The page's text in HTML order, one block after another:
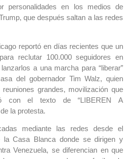
personalidades en los medios de
que después saltan a las redes
reportó en días recientes que un
reclutar 100.000 seguidores en
a una marcha para “liberar”
del gobernador Tim Walz, quien
grandes, movilización que
con el texto de “LIBEREN A
la protesta.
mediante las redes desde el
la Casa Blanca donde se dirigen y
Venezuela, se diferencian en que